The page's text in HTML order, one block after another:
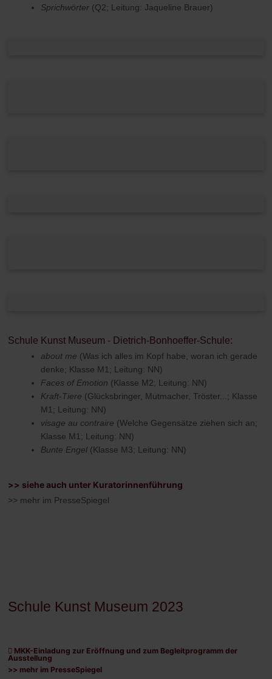
Sprichwörter (Q2; Leitung: Jaqueline Brauer)
Schule Kunst Museum - Dietrich-Bonhoeffer-Schule:
about me (Was ich alles im Kopf habe, woran ich gerade
denke; Klasse M1; Leitung: NN)
Faces of Emotion (Klasse M2; Leitung: NN)
Kraft-Tiere (Glücksbringer, Mutmacher, Tröster...; Klasse
M1; Leitung: NN)
visage au contraire (Welche Gegensätze ziehen sich an;
Klasse M1; Leitung: NN)
Bunte Engel (Klasse M3; Leitung: NN)
>> siehe auch unter Kuratorinnenführung
>> mehr im PresseSpiegel
Schule Kunst Museum 2023
MKK-Einladung zur Eröffnung und zum Begleitprogramm der
Ausstellung
>> mehr im PresseSpiegel